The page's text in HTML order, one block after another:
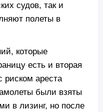
судов, так и
полеты в
которые
есть и вторая
риском ареста
были взяты
в лизинг, но после